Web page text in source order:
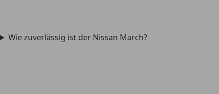
Wie zuverlässig ist der Nissan March?